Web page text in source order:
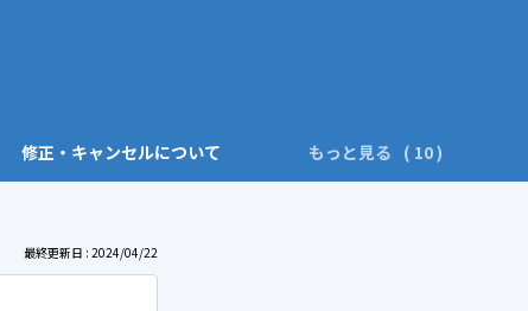
修正・キャンセルについて もっと見る
最終更新日 : 2024/04/22